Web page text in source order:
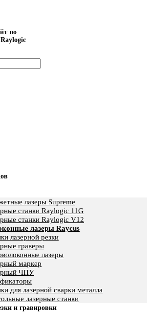
по
лазеры Supreme
станки Raylogic 11G
станки Raylogic V12
лазеры Raycus
лазерной резки
граверы
лазеры
маркер
ЧПУ
для лазерной сварки металла
лазерные станки
и гравировки